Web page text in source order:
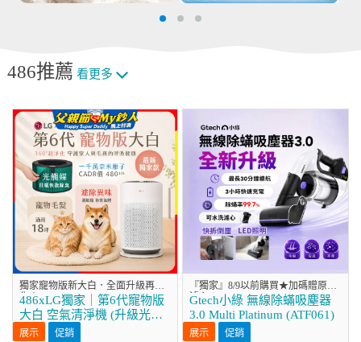
486推薦 看更多
獨家寵物版新大白．全面升級再進
化！
486xLG獨家｜第6代寵物版
大白 空氣清淨機 (升級光觸
媒濾網) AS601HC70
促銷
『獨家』8/9以前購買★加碼贈原廠
濾心★
Gtech小綠 無線除蟎吸塵器
3.0 Multi Platinum (ATF061)
促銷